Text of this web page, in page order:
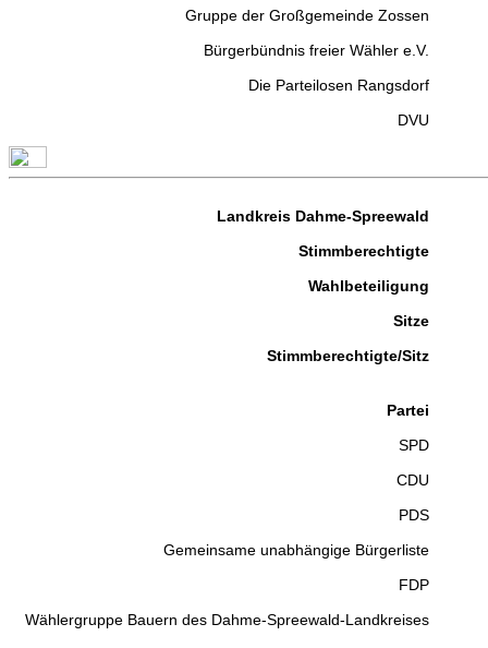
Gruppe der Großgemeinde Zossen
Bürgerbündnis freier Wähler e.V.
Die Parteilosen Rangsdorf
DVU
Landkreis Dahme-Spreewald
Stimmberechtigte
Wahlbeteiligung
Sitze
Stimmberechtigte/Sitz
Partei
SPD
CDU
PDS
Gemeinsame unabhängige Bürgerliste
FDP
Wählergruppe Bauern des Dahme-Spreewald-Landkreises